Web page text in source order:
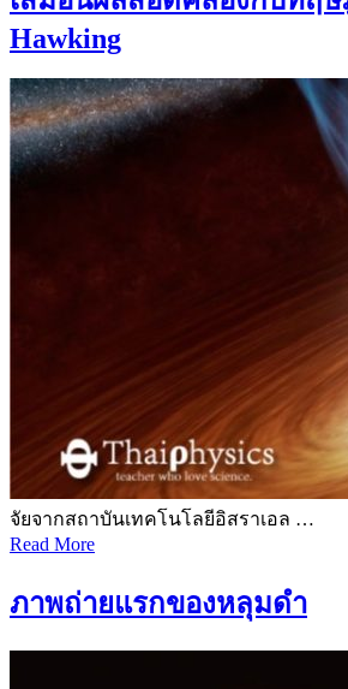
Hawking
จัยจากสถาบันเทคโนโลยีอิสราเอล …
Read More
ภาพถ่ายแรกของหลุมดำ